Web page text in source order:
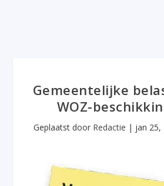
Gemeentelijke
WOZ-
Geplaatst door Redactie | jan 25,